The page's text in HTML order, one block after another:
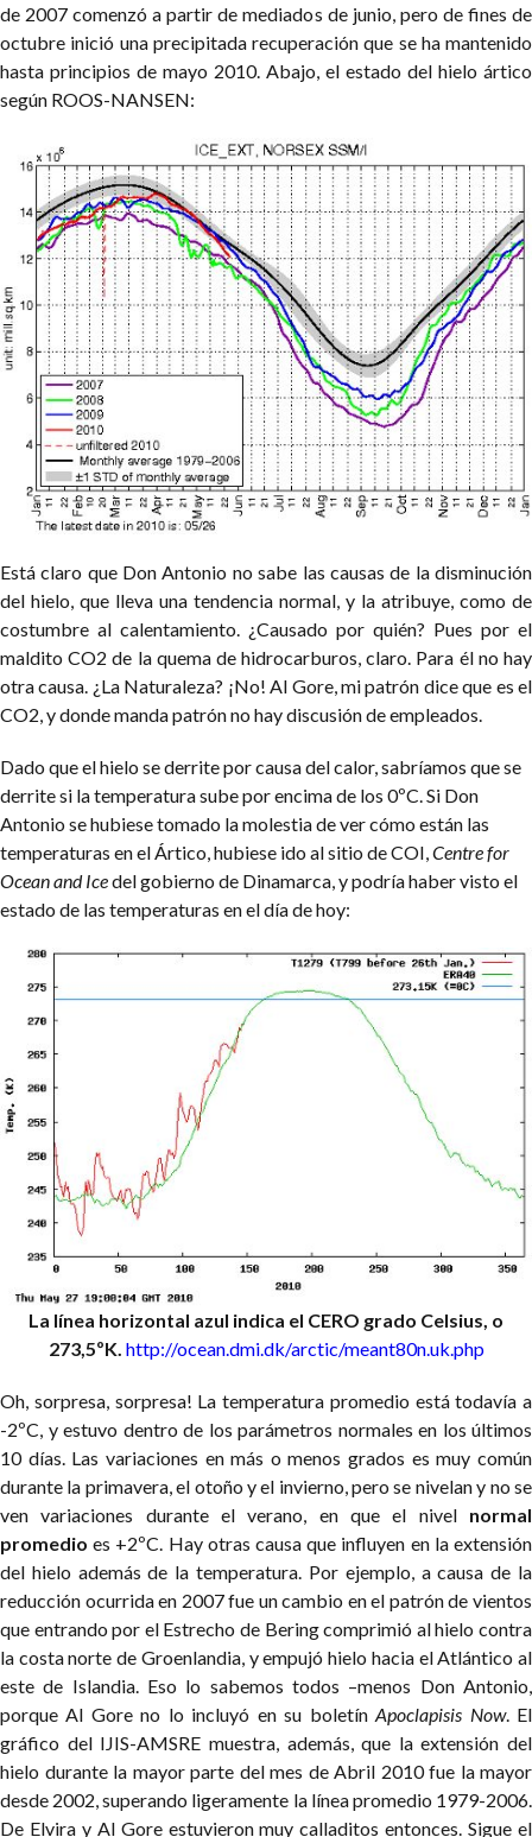
de 2007 comenzó a partir de mediados de junio, pero de fines de
octubre inició una precipitada recuperación que se ha mantenido
hasta principios de mayo 2010. Abajo, el estado del hielo ártico
según ROOS-NANSEN:
Está claro que Don Antonio no sabe las causas de la disminución
del hielo, que lleva una tendencia normal, y la atribuye, como de
costumbre al calentamiento. ¿Causado por quién? Pues por el
maldito CO2 de la quema de hidrocarburos, claro. Para él no hay
otra causa. ¿La Naturaleza? ¡No! Al Gore, mi patrón dice que es el
CO2, y donde manda patrón no hay discusión de empleados.
Dado que el hielo se derrite por causa del calor, sabríamos que se
derrite si la temperatura sube por encima de los 0ºC. Si Don
Antonio se hubiese tomado la molestia de ver cómo están las
temperaturas en el Ártico, hubiese ido al sitio de COI,Centre for
Ocean and Icedel gobierno de Dinamarca, y podría haber visto el
estado de las temperaturas en el día de hoy:
La línea horizontal azul indica el CERO grado Celsius, o
273,5ºK. http://ocean.dmi.dk/arctic/meant80n.uk.php
Oh, sorpresa, sorpresa! La temperatura promedio está todavía a
-2ºC, y estuvo dentro de los parámetros normales en los últimos
10 días. Las variaciones en más o menos grados es muy común
durante la primavera, el otoño y el invierno, pero se nivelan y no se
ven variaciones durante el verano, en que el nivel normal
promedio es +2ºC. Hay otras causa que influyen en la extensión
del hielo además de la temperatura. Por ejemplo, a causa de la
reducción ocurrida en 2007 fue un cambio en el patrón de vientos
que entrando por el Estrecho de Bering comprimió al hielo contra
la costa norte de Groenlandia, y empujó hielo hacia el Atlántico al
este de Islandia. Eso lo sabemos todos –menos Don Antonio,
porque Al Gore no lo incluyó en su boletínApoclapisis Now. El
gráfico del IJIS-AMSRE muestra, además, que la extensión del
hielo durante la mayor parte del mes de Abril 2010 fue la mayor
desde 2002, superando ligeramente la línea promedio 1979-2006.
De Elvira y Al Gore estuvieron muy calladitos entonces. Sigue el